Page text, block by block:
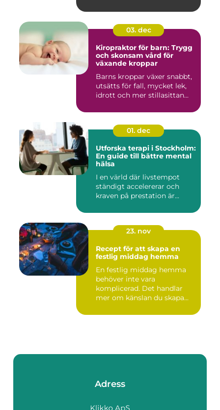
03. dec
Kiropraktor för barn: Trygg
och skonsam vård för
växande kroppar
Barns kroppar växer snabbt,
utsätts för fall, mycket lek,
idrott och mer stillasittan...
01. dec
Utforska terapi i Stockholm:
En guide till bättre mental
hälsa
I en värld där livstempot
ständigt accelererar och
kraven på prestation är...
23. nov
Recept för att skapa en
festlig middag hemma
En festlig middag hemma
behöver inte vara
komplicerad. Det handlar
mer om känslan du skapa...
Adress